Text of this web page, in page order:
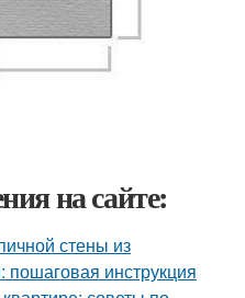
на сайте:
стены из
пошаговая инструкция